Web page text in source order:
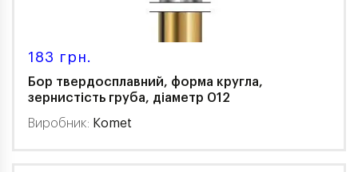
183 грн.
Бор твердосплавний, форма кругла,
зернистість груба, діаметр 012
Виробник: Komet